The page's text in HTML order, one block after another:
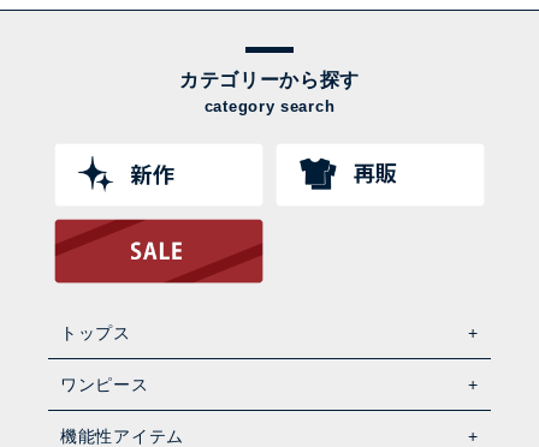
カテゴリーから探す
category search
トップス
ワンピース
機能性アイテム